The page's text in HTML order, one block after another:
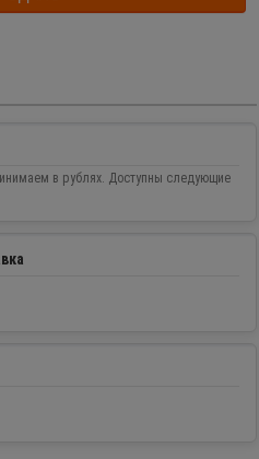
в рублях. Доступны следующие